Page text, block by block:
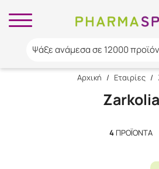
Ψάξε ανάμεσα σε 12000
Αρχική / Εταιρίες /
Zarkolia
4 ΠΡΟΪΌΝΤΑ